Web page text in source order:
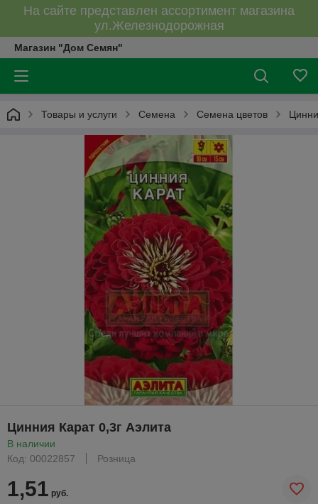
На сайте представлен ассортимент магазина
ул.Железнодорожная
Магазин "Дом Семян"
Товары и услуги Семена Семена цветов
Цинния Карат 0,3г Аэлита
В наличии
Код: 00022857
Розница
1,51 руб.